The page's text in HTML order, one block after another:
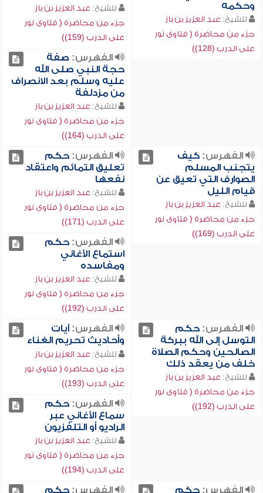
وحكمه
للشيخ: عبد العزيز بن باز
جزء من محاضرة ( فتاوى نور
على الدرب (128))
للشيخ: عبد العزيز بن باز
جزء من محاضرة ( فتاوى نور
على الدرب (159))
الفهرس: صفة
حجة النبي صلى الله
عليه وسلم بعد الانصراف
من مزدلفة
للشيخ: عبد العزيز بن باز
جزء من محاضرة ( فتاوى نور
على الدرب (164))
الفهرس:كيف
يتجنب المسلم
الصوارف التي تعيق عن
قيام الليل
للشيخ: عبد العزيز بن باز
جزء من محاضرة ( فتاوى نور
على الدرب (169))
الفهرس:حكم
تعليق التمائم واعتقاد
نفعها
للشيخ: عبد العزيز بن باز
جزء من محاضرة ( فتاوى نور
على الدرب (171))
الفهرس:حكم
استماع الأغاني
ومفاسده
للشيخ: عبد العزيز بن باز
جزء من محاضرة ( فتاوى نور
على الدرب (192))
الفهرس:حكم
التوسل إلى الله ببركة
الصالحين وحكم الصلاة
خلف من يعقد ذلك
للشيخ: عبد العزيز بن باز
جزء من محاضرة ( فتاوى نور
على الدرب (192))
الفهرس:آيات
وأحاديث تحريم الغناء
للشيخ: عبد العزيز بن باز
جزء من محاضرة ( فتاوى نور
على الدرب (193))
الفهرس:حكم
سماع الأغاني عبر
الراديو أو التلفزيون
للشيخ: عبد العزيز بن باز
جزء من محاضرة ( فتاوى نور
على الدرب (194))
الفهرس:حكم الفهرس:حكم